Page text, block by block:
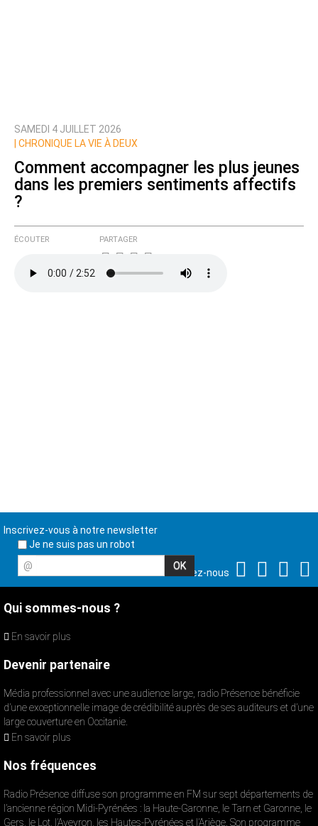
SAMEDI 4 JUILLET 2026
CHRONIQUE LA VIE À DEUX
Comment accompagner les plus jeunes
dans les premiers sentiments affectifs
?
ÉCOUTER PARTAGER
Inscrivez-vous à notre newsletter
Je ne suis pas un robot
@
Suivez-nous
Qui sommes-nous ?
En savoir plus
Devenir partenaire
Média professionnel avec une audience large, radio Présence bénéficie
d’une exceptionnelle image de crédibilité auprès de ses auditeurs et d’une
large couverture en Occitanie.
En savoir plus
Nos fréquences
Radio Présence diffuse son programme en FM sur sept départements de
l’ancienne région Midi-Pyrénées : la Haute-Garonne, le Tarn et Garonne, le
Gers, le Lot, l’Aveyron, les Hautes-Pyrénées et l’Ariège. Son programme